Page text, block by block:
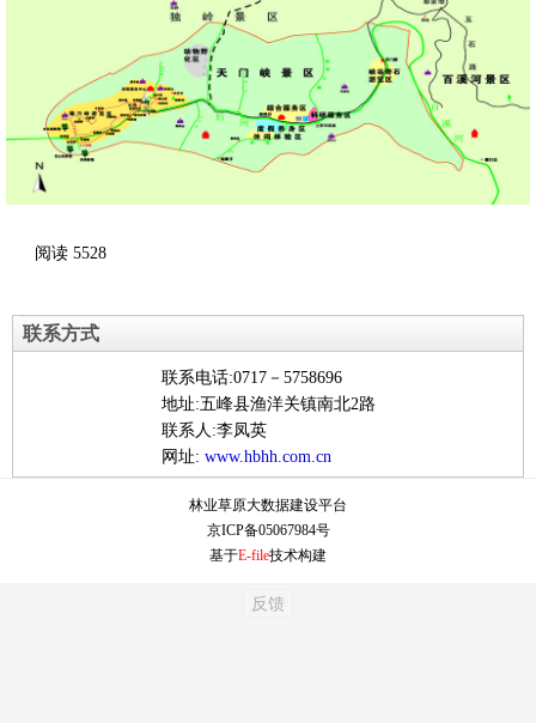
阅读 5528
联系方式
联系电话:0717－5758696
地址:五峰县渔洋关镇南北2路
联系人:李凤英
网址: www.hbhh.com.cn
林业草原大数据建设平台
京ICP备05067984号
基于E-file技术构建
反馈